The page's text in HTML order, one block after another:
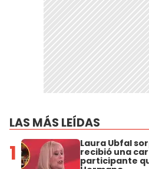
LAS MÁS LEÍDAS
1 Laura Ubfal
recibió una
participante